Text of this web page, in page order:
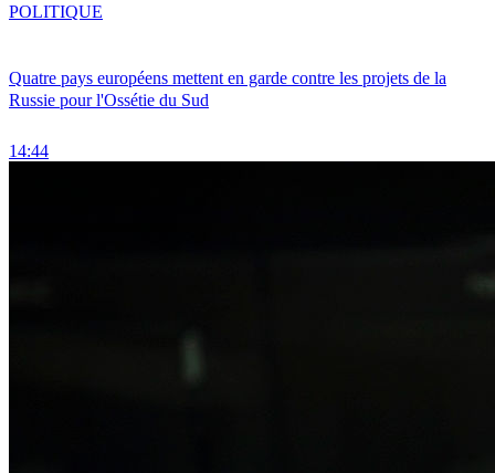
Quatre pays européens mettent en garde contre les projets de la
Russie pour l'Ossétie du Sud
14:44
POLITIQUE